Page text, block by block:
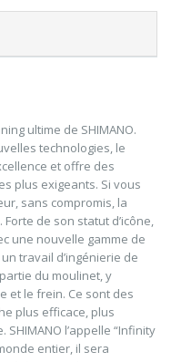
ultime de SHIMANO.
technologies, le
et offre des
plus exigeants. Si vous
sans compromis, la
de son statut d’icône,
une nouvelle gamme de
travail d’ingénierie de
du moulinet, y
et le frein. Ce sont des
plus efficace, plus
l’appelle “Infinity
entier, il sera